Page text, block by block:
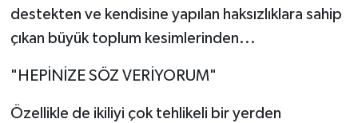
destekten ve kendisine yapılan haksızlıklara sahip
çıkan büyük toplum kesimlerinden...
"HEPİNİZE SÖZ VERİYORUM"
Özellikle de ikiliyi çok tehlikeli bir yerden